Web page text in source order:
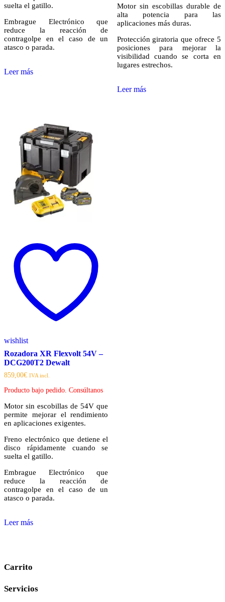
suelta el gatillo.
Embrague Electrónico que
reduce la reacción de
contragolpe en el caso de un
atasco o parada.
Leer más
Motor sin escobillas durable de
alta potencia para las
aplicaciones más duras.
Protección giratoria que ofrece 5
posiciones para mejorar la
visibilidad cuando se corta en
lugares estrechos.
Leer más
wishlist
Rozadora XR Flexvolt 54V –
DCG200T2 Dewalt
859,00€ IVA incl.
Producto bajo pedido. Consúltanos
Motor sin escobillas de 54V que
permite mejorar el rendimiento
en aplicaciones exigentes.
Freno electrónico que detiene el
disco rápidamente cuando se
suelta el gatillo.
Embrague Electrónico que
reduce la reacción de
contragolpe en el caso de un
atasco o parada.
Leer más
Carrito
Servicios